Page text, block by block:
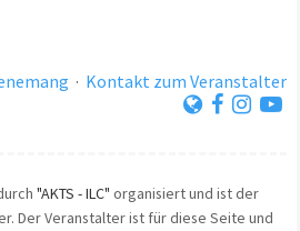
· Kontakt zum Veranstalter
"AKTS - ILC" organisiert und ist der
Der Veranstalter ist für diese Seite und